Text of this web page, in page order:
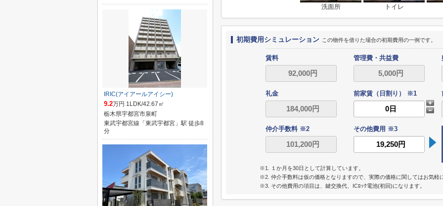
洗面所 トイレ
初期費用シミュレーション この物件を借りた場合の初期費用の一例です。
賃料 管理費・共益費
礼金 前家賃（日割り） ※1
仲介手数料 ※2 その他費用 ※3
※1. １か月を30日として計算しています。
※2. 仲介手数料は仮の価格となりますので、実際の価格に関してはお気軽
※3. その他費用の項目は、鍵交換代、ICﾛｯｸ電池(初回)になります。
IRIC(アイアールアイシー)
9.2万円 1LDK/42.67㎡
栃木県宇都宮市泉町
東武宇都宮線「東武宇都宮」駅 徒歩8
分